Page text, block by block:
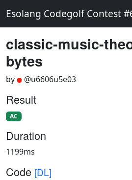
Esolang Codegolf Contest
classic-music-
bytes
by @u6606u5e03
Result
AC
Duration
1199ms
Code [DL]